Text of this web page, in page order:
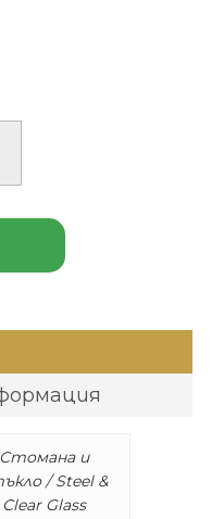
Стомана и
/ Steel &
Clear Glass